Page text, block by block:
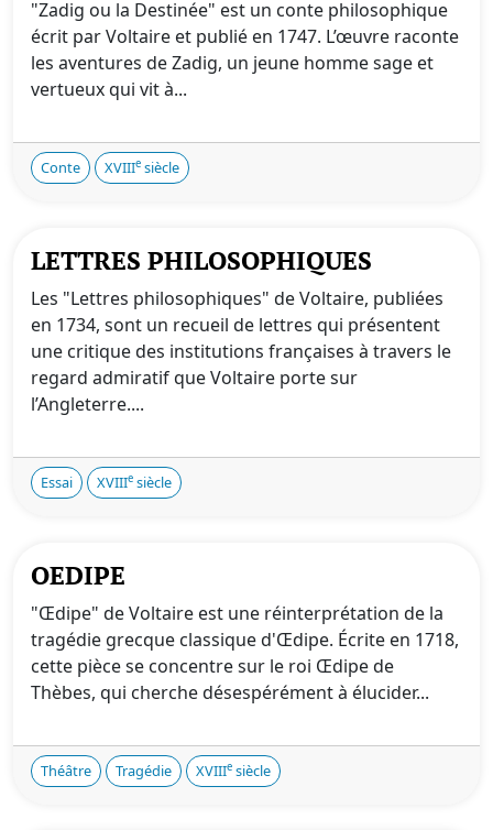
"Zadig ou la Destinée" est un conte philosophique
écrit par Voltaire et publié en 1747. L’œuvre raconte
les aventures de Zadig, un jeune homme sage et
vertueux qui vit à...
Conte XVIIIe siècle
LETTRES PHILOSOPHIQUES
Les "Lettres philosophiques" de Voltaire, publiées
en 1734, sont un recueil de lettres qui présentent
une critique des institutions françaises à travers le
regard admiratif que Voltaire porte sur
l’Angleterre....
Essai XVIIIe siècle
OEDIPE
"Œdipe" de Voltaire est une réinterprétation de la
tragédie grecque classique d'Œdipe. Écrite en 1718,
cette pièce se concentre sur le roi Œdipe de
Thèbes, qui cherche désespérément à élucider...
Théâtre Tragédie XVIIIe siècle